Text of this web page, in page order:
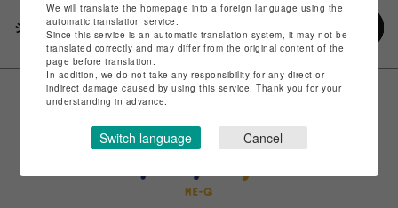
シェアする
We will translate the homepage into a foreign language using the
automatic translation service.
Since this service is an automatic translation system, it may not be
translated correctly and may differ from the original content of the
page before translation.
In addition, we do not take any responsibility for any direct or
indirect damage caused by using this service. Thank you for your
understanding in advance.
Switch language Cancel